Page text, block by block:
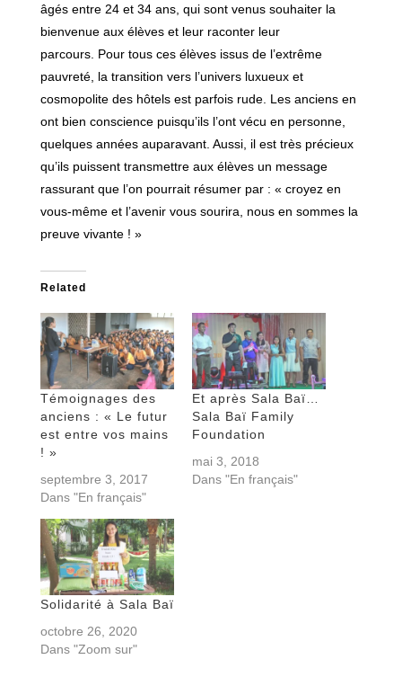
âgés entre 24 et 34 ans, qui sont venus souhaiter la
bienvenue aux élèves et leur raconter leur
parcours. Pour tous ces élèves issus de l’extrême
pauvreté, la transition vers l’univers luxueux et
cosmopolite des hôtels est parfois rude. Les anciens en
ont bien conscience puisqu’ils l’ont vécu en personne,
quelques années auparavant. Aussi, il est très précieux
qu’ils puissent transmettre aux élèves un message
rassurant que l’on pourrait résumer par : « croyez en
vous-même et l’avenir vous sourira, nous en sommes la
preuve vivante ! »
Related
Témoignages des
anciens : « Le futur
est entre vos mains
! »
septembre 3, 2017
Dans "En français"
Et après Sala Baï…
Sala Baï Family
Foundation
mai 3, 2018
Dans "En français"
Solidarité à Sala Baï
octobre 26, 2020
Dans "Zoom sur"